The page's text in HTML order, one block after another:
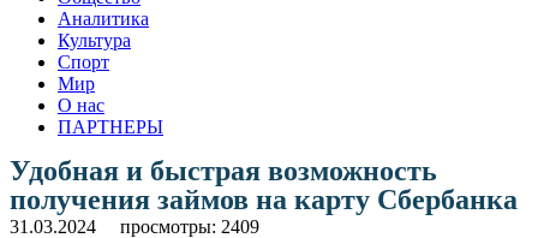
Аналитика
Культура
Спорт
Мир
О нас
ПАРТНЕРЫ
Удобная и быстрая возможность
получения займов на карту Сбербанка
31.03.2024 просмотры: 2409